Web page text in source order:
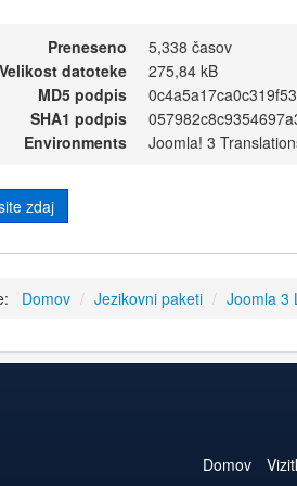
Preneseno
5,338 časov
Velikost datoteke
275,84 kB
MD5 podpis
SHA1 podpis
Environments
Joomla! 3
zdaj
Domov / Jezikovni paketi / Joomla 3
Domov